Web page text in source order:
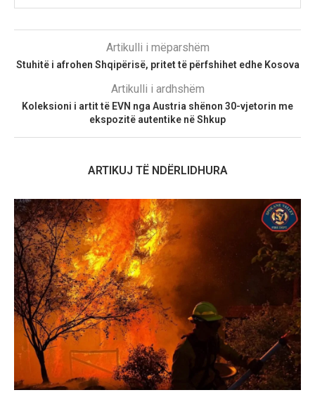
Artikulli i mëparshëm
Stuhitë i afrohen Shqipërisë, pritet të përfshihet edhe Kosova
Artikulli i ardhshëm
Koleksioni i artit të EVN nga Austria shënon 30-vjetorin me
ekspozitë autentike në Shkup
ARTIKUJ TË NDËRLIDHURA